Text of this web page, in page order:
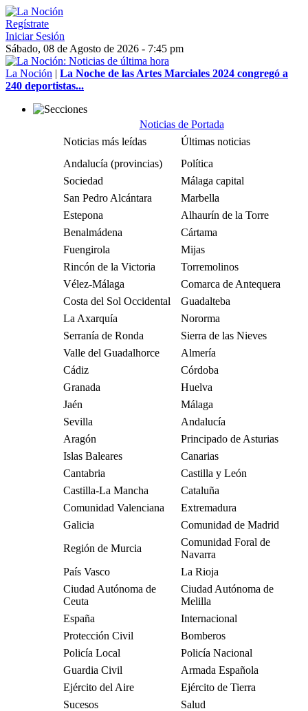
Regístrate
Iniciar Sesión
Sábado, 08 de Agosto de 2026 - 7:45 pm
La Noción | La Noche de las Artes Marciales 2024 congregó a
240 deportistas...
Noticias de Portada
Noticias más leídas
Últimas noticias
Andalucía (provincias)
Política
Sociedad
Málaga capital
San Pedro Alcántara
Marbella
Estepona
Alhaurín de la Torre
Benalmádena
Cártama
Fuengirola
Mijas
Rincón de la Victoria
Torremolinos
Vélez-Málaga
Comarca de Antequera
Costa del Sol Occidental
Guadalteba
La Axarquía
Nororma
Serranía de Ronda
Sierra de las Nieves
Valle del Guadalhorce
Almería
Cádiz
Córdoba
Granada
Huelva
Jaén
Málaga
Sevilla
Andalucía
Aragón
Principado de Asturias
Islas Baleares
Canarias
Cantabria
Castilla y León
Castilla-La Mancha
Cataluña
Comunidad Valenciana
Extremadura
Galicia
Comunidad de Madrid
Región de Murcia
Comunidad Foral de
Navarra
País Vasco
La Rioja
Ciudad Autónoma de
Ceuta
Ciudad Autónoma de
Melilla
España
Internacional
Protección Civil
Bomberos
Policía Local
Policía Nacional
Guardia Civil
Armada Española
Ejército del Aire
Ejército de Tierra
Sucesos
Salud